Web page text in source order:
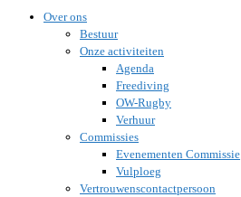
Over ons
Bestuur
Onze activiteiten
Agenda
Freediving
OW-Rugby
Verhuur
Commissies
Evenementen Commissie
Vulploeg
Vertrouwenscontactpersoon